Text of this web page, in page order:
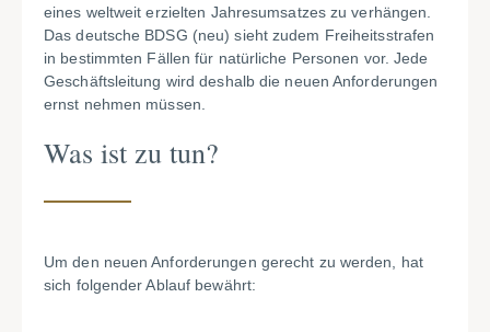
eines weltweit erzielten Jahresumsatzes zu verhängen.
Das deutsche BDSG (neu) sieht zudem Freiheitsstrafen
in bestimmten Fällen für natürliche Personen vor. Jede
Geschäftsleitung wird deshalb die neuen Anforderungen
ernst nehmen müssen.
Was ist zu tun?
Um den neuen Anforderungen gerecht zu werden, hat
sich folgender Ablauf bewährt: